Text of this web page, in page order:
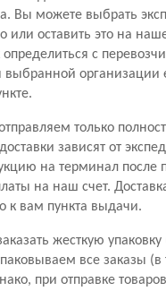
Вы можете выбрать
или оставить это на
определиться с
выбранной организации
только
зависят от
на терминал после
на наш счет.
к вам пункта выдачи.
жесткую упаковку
все заказы (в
при отправке